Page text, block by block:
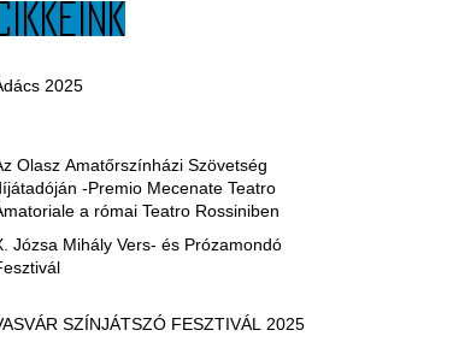
2025
Olasz Amatőrszínházi Szövetség
-Premio Mecenate Teatro
a római Teatro Rossiniben
Józsa Mihály Vers- és Prózamondó
SZÍNJÁTSZÓ FESZTIVÁL 2025
CIKKEINK